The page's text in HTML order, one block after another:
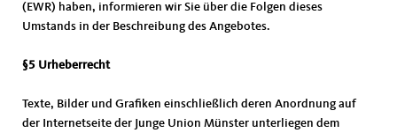
(EWR) haben, informieren wir Sie über die Folgen dieses
Umstands in der Beschreibung des Angebotes.
§5 Urheberrecht
Texte, Bilder und Grafiken einschließlich deren Anordnung auf
der Internetseite der Junge Union Münster unterliegen dem